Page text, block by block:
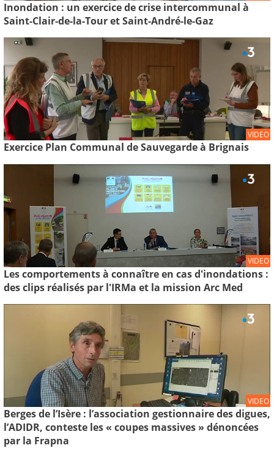
Inondation : un exercice de crise intercommunal à
Saint-Clair-de-la-Tour et Saint-André-le-Gaz
VIDEO
Exercice Plan Communal de Sauvegarde à Brignais
VIDEO
Les comportements à connaître en cas d'inondations :
des clips réalisés par l'IRMa et la mission Arc Med
VIDEO
Berges de l’Isère : l’association gestionnaire des digues,
l’ADIDR, conteste les « coupes massives » dénoncées
par la Frapna